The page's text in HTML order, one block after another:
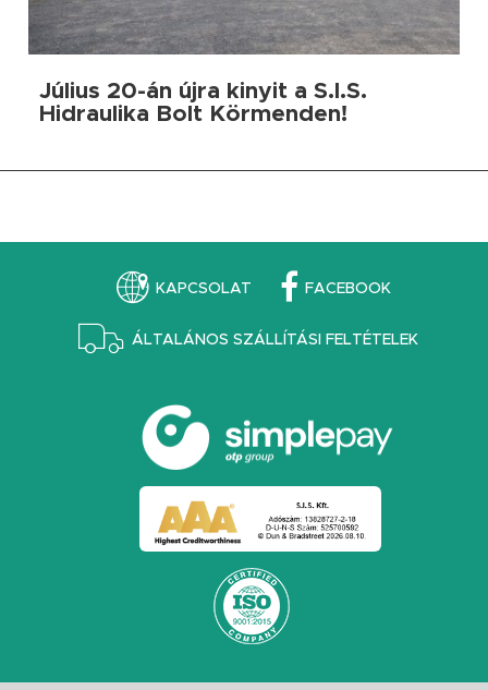
Július 20-án újra kinyit a S.I.S.
Hidraulika Bolt Körmenden!
KAPCSOLAT FACEBOOK
ÁLTALÁNOS SZÁLLÍTÁSI FELTÉTELEK